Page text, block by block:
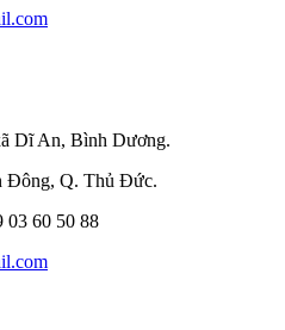
Dĩ An, Bình Dương.
Đông, Q. Thủ Đức.
03 60 50 88